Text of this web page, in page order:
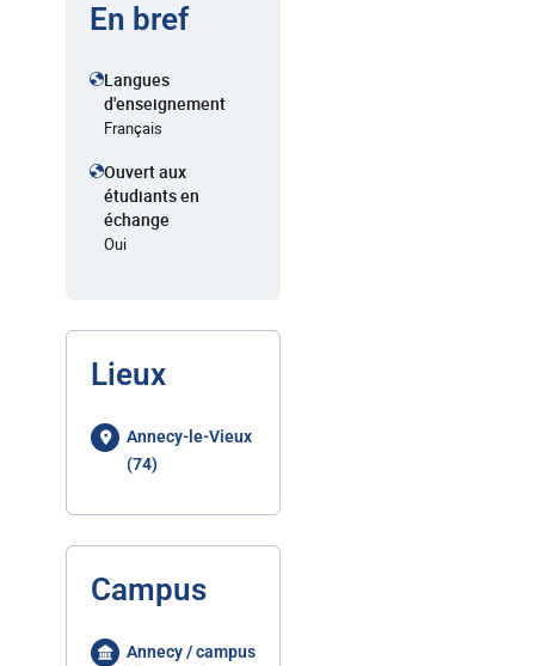
En bref
Langues
d'enseignement
Français
Ouvert aux
étudiants en
échange
Oui
Lieux
Annecy-le-Vieux
(74)
Campus
Annecy / campus